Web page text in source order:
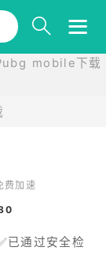
mobile下载
费加速
已通过安全检